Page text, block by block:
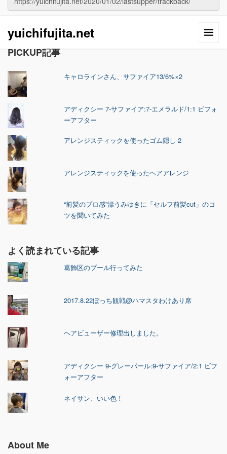
yuichifujita.net
PICKUP記事
キャロラインさん、サファイア13/6%×2
アディクシー 7-サファイア:7-エメラルド/1:1 ビフォ
ーアフター
アレンジスティックを使ったゴム隠し 2
アレンジスティックを使ったヘアアレンジ
“前髪のプロ感”漂うみゆきに「セルフ前髪cut」のコ
ツを聞いてみた
よく読まれている記事
葛飾区のプール行ってみた
2017.8.22ぼっち観戦@ハマスタわけあり席
ヘアビューザー修理出しました。
アディクシー 9-グレーパール:9-サファイア/2:1 ビフ
ォーアフター
ネイサン、いい色！
About Me